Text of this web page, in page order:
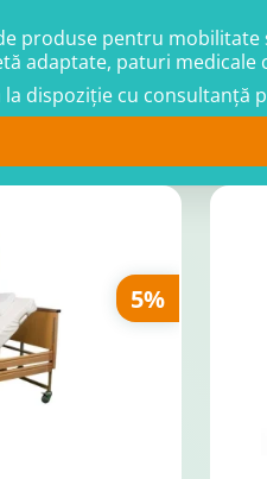
produse pentru
adaptate, paturi
la dispoziție cu
5%